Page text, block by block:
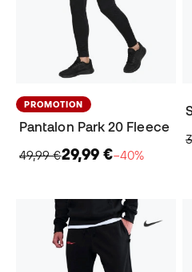
PROMOTION
Pantalon Park 20 Fleece
49,99 €29,99 €−40%